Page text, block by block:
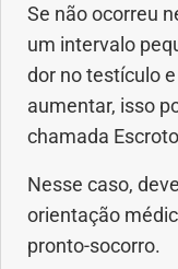
Problemas
Problemas
Saúde do coração
Se não ocorreu
um intervalo
dor no testículo
aumentar, isso
chamada
Nesse caso,
orientação
pronto-socorro.